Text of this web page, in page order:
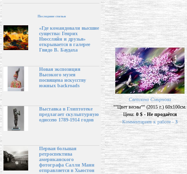
Последние статьи
«Где командовали высшие
существа: Генрих
Нюссляйн и друзья»
открывается в галерее
Гвидо В. Баудаха
Новая экспозиция
Высокого музея
посвящена искусству
южных backroads
Выставка в Глиптотеке
предлагает скульптурную
одиссею 1789-1914 годов
Первая большая
ретроспектива
американского
фотографа Салли Манн
отправляется в Хьюстон
Светлана Смирнова
""Цвет весны"" (2015 г.) 60х100см.
Цена:0 $ - Не продаётся
Комментариев к работе - 3